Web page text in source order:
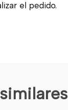
el pedido.